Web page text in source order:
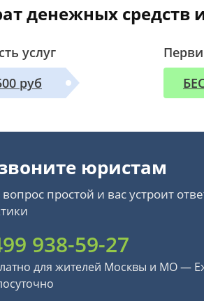
денежных средств
услуг
руб
юристам
вопрос простой и вас устроит
938-59-27
для жителей Москвы и МО —